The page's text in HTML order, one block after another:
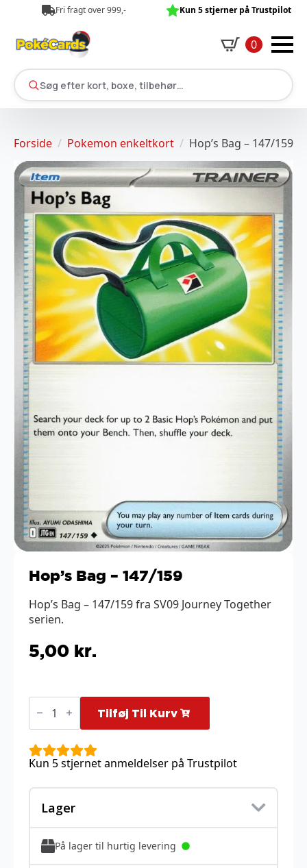
Fri fragt over 999,- Kun 5 stjerner på Trustpilot
0
Søg efter kort, boxe, tilbehør…
Forside Pokemon enkeltkort Hop’s Bag – 147/159
Hop’s Bag – 147/159
Hop’s Bag – 147/159 fra SV09 Journey Together
serien.
5,00 kr.
Hop's
Bag
147/159
antal
Tilføj Til Kurv
Kun 5 stjernet anmeldelser på Trustpilot
Lager
På lager til hurtig levering